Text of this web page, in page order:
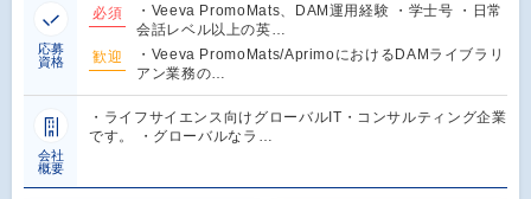
応募
資格
必須
・Veeva PromoMats、DAM運用経験 ・学士号 ・日常
会話レベル以上の英…
歓迎
・Veeva PromoMats/AprimoにおけるDAMライブラリ
アン業務の…
会社
概要
・ライフサイエンス向けグローバルIT・コンサルティング企業
です。 ・グローバルなラ…